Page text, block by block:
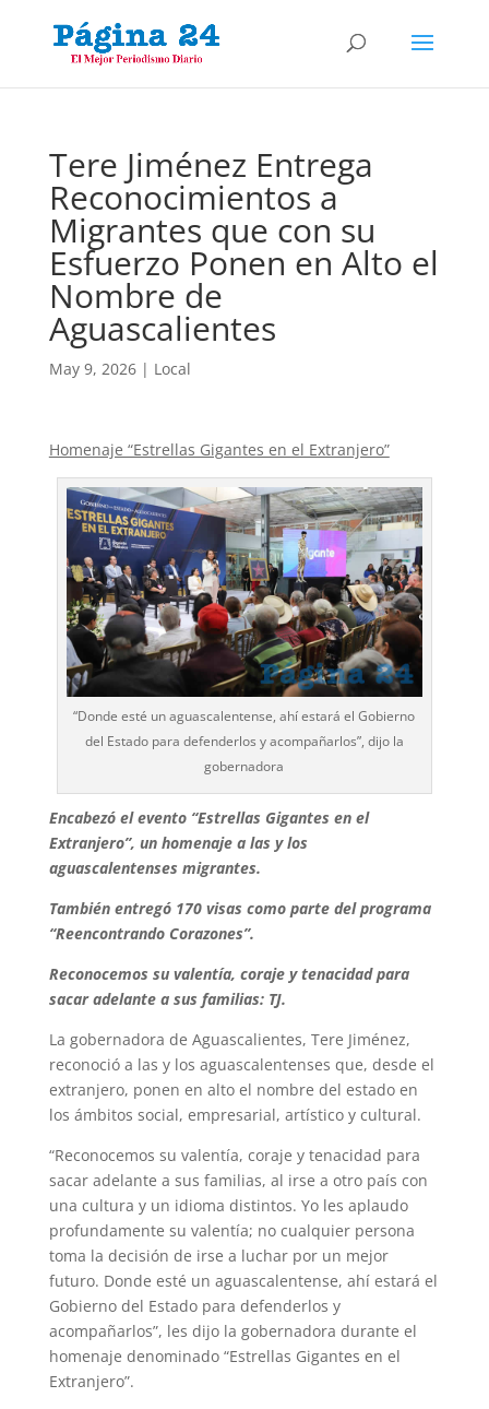
Tere Jiménez Entrega
Reconocimientos a
Migrantes que con su
Esfuerzo Ponen en Alto el
Nombre de
Aguascalientes
May 9, 2026| Local
Homenaje “Estrellas Gigantes en el Extranjero”
“Donde esté un aguascalentense, ahí estará el Gobierno
del Estado para defenderlos y acompañarlos”, dijo la
gobernadora
Encabezó el evento “Estrellas Gigantes en el
Extranjero”, un homenaje a las y los
aguascalentenses migrantes.
También entregó 170 visas como parte del programa
“Reencontrando Corazones”.
Reconocemos su valentía, coraje y tenacidad para
sacar adelante a sus familias: TJ.
La gobernadora de Aguascalientes, Tere Jiménez,
reconoció a las y los aguascalentenses que, desde el
extranjero, ponen en alto el nombre del estado en
los ámbitos social, empresarial, artístico y cultural.
“Reconocemos su valentía, coraje y tenacidad para
sacar adelante a sus familias, al irse a otro país con
una cultura y un idioma distintos. Yo les aplaudo
profundamente su valentía; no cualquier persona
toma la decisión de irse a luchar por un mejor
futuro. Donde esté un aguascalentense, ahí estará el
Gobierno del Estado para defenderlos y
acompañarlos”, les dijo la gobernadora durante el
homenaje denominado “Estrellas Gigantes en el
Extranjero”.